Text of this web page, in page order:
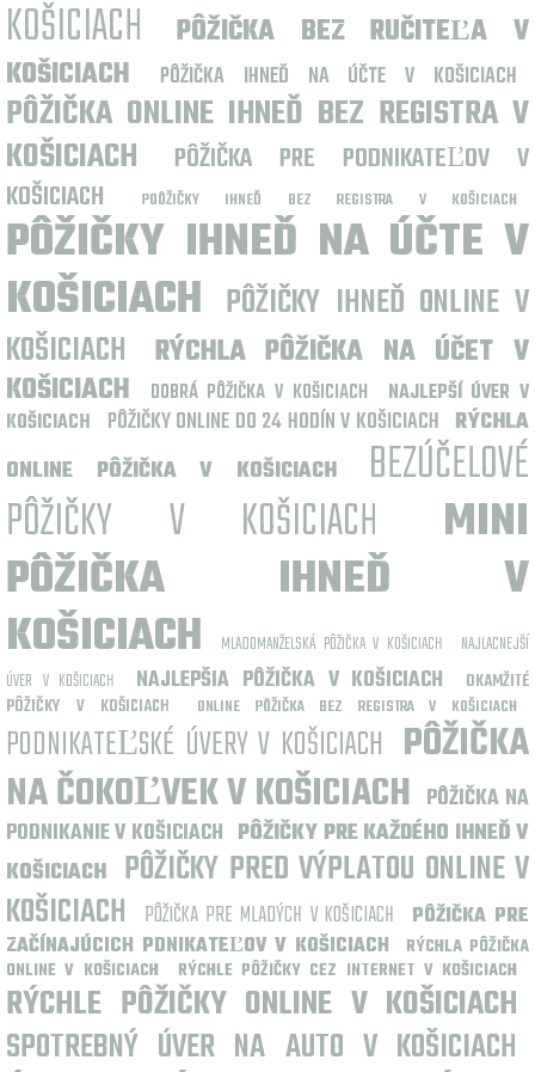
KOŠICIACH
PÔŽIČKA BEZ RUČITEĽA V
KOŠICIACH
PÔŽIČKA IHNEĎ NA ÚČTE V KOŠICIACH
PÔŽIČKA ONLINE IHNEĎ BEZ REGISTRA V
KOŠICIACH
PÔŽIČKA PRE PODNIKATEĽOV V
KOŠICIACH
POÔŽIČKY IHNEĎ BEZ REGISTRA V KOŠICIACH
PÔŽIČKY IHNEĎ NA ÚČTE V
KOŠICIACH PÔŽIČKY IHNEĎ ONLINE V
KOŠICIACH
RÝCHLA PÔŽIČKA NA ÚČET V
KOŠICIACH
DOBRÁ PÔŽIČKA V KOŠICIACH
NAJLEPŠÍ ÚVER V
KOŠICIACH
PÔŽIČKY ONLINE DO 24 HODÍN V KOŠICIACH RÝCHLA
ONLINE PÔŽIČKA V KOŠICIACH
BEZÚČELOVÉ
PÔŽIČKY V KOŠICIACH
MINI
PÔŽIČKA IHNEĎ V
KOŠICIACH
MLADOMANŽELSKÁ PÔŽIČKA V KOŠICIACH
NAJLACNEJŠÍ
ÚVER V KOŠICIACH
NAJLEPŠIA PÔŽIČKA V KOŠICIACH
OKAMŽITÉ
PÔŽIČKY V KOŠICIACH
ONLINE PÔŽIČKA BEZ REGISTRA V KOŠICIACH
PODNIKATEĽSKÉ ÚVERY V KOŠICIACH PÔŽIČKA
NA ČOKOĽVEK V KOŠICIACH PÔŽIČKA NA
PODNIKANIE V KOŠICIACH PÔŽIČKY PRE KAŽDÉHO IHNEĎ V
KOŠICIACH PÔŽIČKY PRED VÝPLATOU ONLINE V
KOŠICIACH
PÔŽIČKA PRE MLADÝCH V KOŠICIACH
PÔŽIČKA PRE
ZAČÍNAJÚCICH PDNIKATEĽOV V KOŠICIACH
RÝCHLA PÔŽIČKA
ONLINE V KOŠICIACH
RÝCHLE PÔŽIČKY CEZ INTERNET V KOŠICIACH
RÝCHLE PÔŽIČKY ONLINE V KOŠICIACH
SPOTREBNÝ ÚVER NA AUTO V KOŠICIACH